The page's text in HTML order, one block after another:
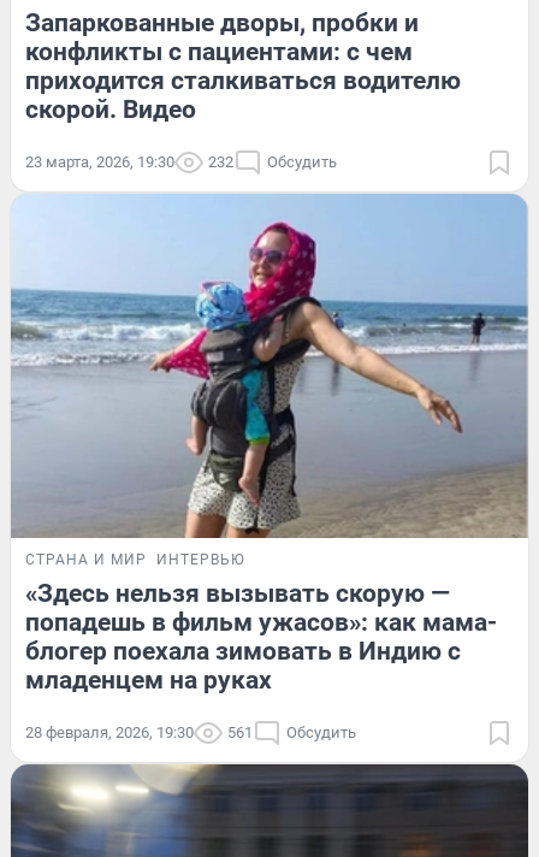
Запаркованные дворы, пробки и
конфликты с пациентами: с чем
приходится сталкиваться водителю
скорой. Видео
23 марта, 2026, 19:30 232 Обсудить
СТРАНА И МИР ИНТЕРВЬЮ
«Здесь нельзя вызывать скорую —
попадешь в фильм ужасов»: как мама-
блогер поехала зимовать в Индию с
младенцем на руках
28 февраля, 2026, 19:30 561 Обсудить